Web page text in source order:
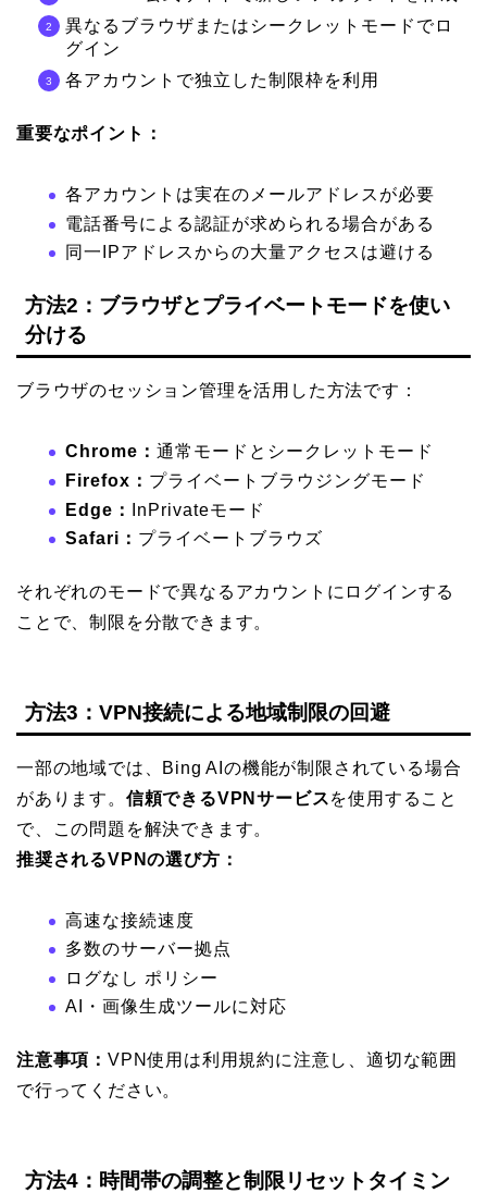
異なるブラウザまたはシークレットモードでロ
グイン
各アカウントで独立した制限枠を利用
重要なポイント：
各アカウントは実在のメールアドレスが必要
電話番号による認証が求められる場合がある
同一IPアドレスからの大量アクセスは避ける
方法2：ブラウザとプライベートモードを使い
分ける
ブラウザのセッション管理を活用した方法です：
Chrome： 通常モードとシークレットモード
Firefox： プライベートブラウジングモード
Edge：
InPrivateモード
Safari： プライベートブラウズ
それぞれのモードで異なるアカウントにログインする
ことで、制限を分散できます。
方法3：VPN接続による地域制限の回避
一部の地域では、Bing AIの機能が制限されている場合
があります。 信頼できるVPNサービスを使用すること
で、この問題を解決できます。
推奨されるVPNの選び方：
高速な接続速度
多数のサーバー拠点
ログなし ポリシー
AI・画像生成ツールに対応
注意事項： VPN使用は利用規約に注意し、適切な範囲
で行ってください。
方法4：時間帯の調整と制限リセットタイミン